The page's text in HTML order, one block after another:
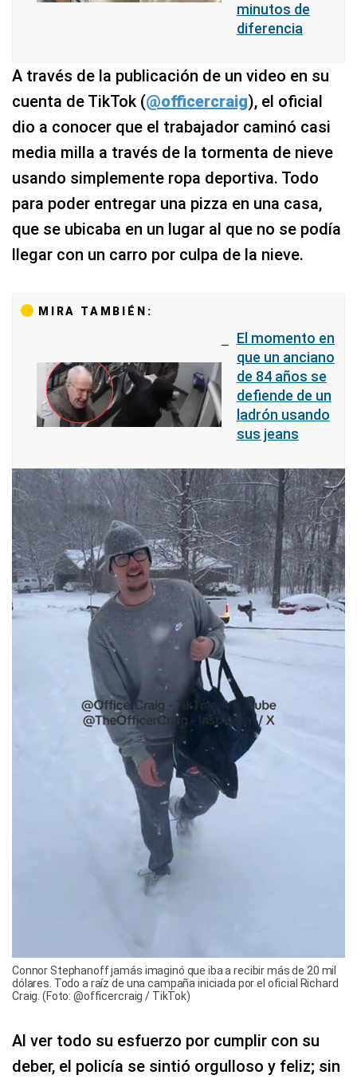
minutos de
diferencia
A través de la publicación de un video en su
cuenta de TikTok (@officercraig), el oficial
dio a conocer que el trabajador caminó casi
media milla a través de la tormenta de nieve
usando simplemente ropa deportiva. Todo
para poder entregar una pizza en una casa,
que se ubicaba en un lugar al que no se podía
llegar con un carro por culpa de la nieve.
MIRA TAMBIÉN:
El momento en
que un anciano
de 84 años se
defiende de un
ladrón usando
sus jeans
Connor Stephanoff jamás imaginó que iba a recibir más de 20 mil
dólares. Todo a raíz de una campaña iniciada por el oficial Richard
Craig. (Foto: @officercraig / TikTok)
Al ver todo su esfuerzo por cumplir con su
deber, el policía se sintió orgulloso y feliz; sin